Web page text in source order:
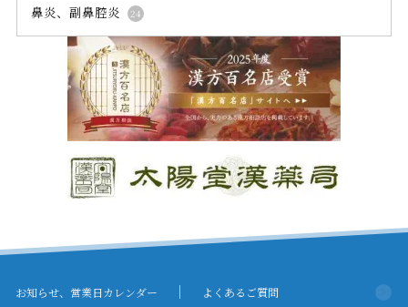
鼻炎、副鼻腔炎 24
お知らせ、営業日カレンダー よくあるご質問